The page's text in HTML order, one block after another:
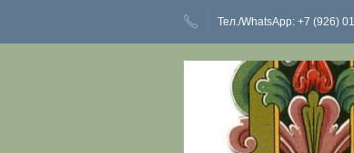
Тел./WhatsApp: +7 (926)